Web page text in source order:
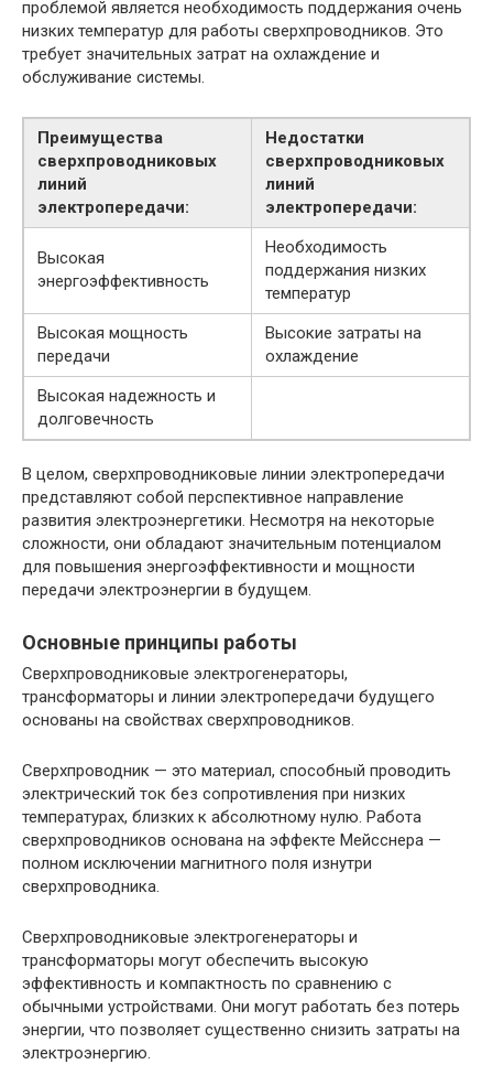
проблемой является необходимость поддержания очень
низких температур для работы сверхпроводников. Это
требует значительных затрат на охлаждение и
обслуживание системы.
Преимущества
сверхпроводниковых
линий
электропередачи:
Недостатки
сверхпроводниковых
линий
электропередачи:
Высокая
энергоэффективность
Необходимость
поддержания низких
температур
Высокая мощность
передачи
Высокие затраты на
охлаждение
Высокая надежность и
долговечность
В целом, сверхпроводниковые линии электропередачи
представляют собой перспективное направление
развития электроэнергетики. Несмотря на некоторые
сложности, они обладают значительным потенциалом
для повышения энергоэффективности и мощности
передачи электроэнергии в будущем.
Основные принципы работы
Сверхпроводниковые электрогенераторы,
трансформаторы и линии электропередачи будущего
основаны на свойствах сверхпроводников.
Сверхпроводник — это материал, способный проводить
электрический ток без сопротивления при низких
температурах, близких к абсолютному нулю. Работа
сверхпроводников основана на эффекте Мейсснера —
полном исключении магнитного поля изнутри
сверхпроводника.
Сверхпроводниковые электрогенераторы и
трансформаторы могут обеспечить высокую
эффективность и компактность по сравнению с
обычными устройствами. Они могут работать без потерь
энергии, что позволяет существенно снизить затраты на
электроэнергию.